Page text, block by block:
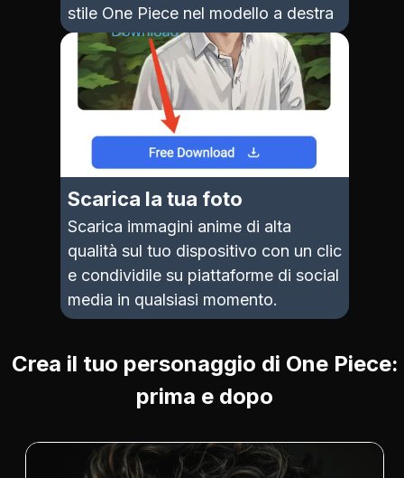
stile One Piece nel modello a destra
Scarica la tua foto
Scarica immagini anime di alta
qualità sul tuo dispositivo con un clic
e condividile su piattaforme di social
media in qualsiasi momento.
Crea il tuo personaggio di One Piece:
prima e dopo